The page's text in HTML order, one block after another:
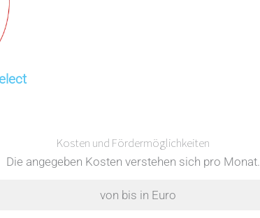
Kosten und Fördermöglichkeiten
Die angegeben Kosten verstehen sich pro Monat.
von bis in Euro